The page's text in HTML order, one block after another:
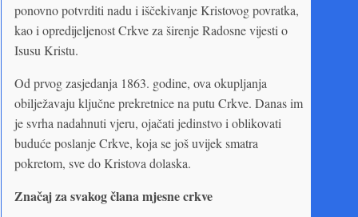
ponovno potvrditi nadu i iščekivanje Kristovog povratka,
kao i opredijeljenost Crkve za širenje Radosne vijesti o
Isusu Kristu.
Od prvog zasjedanja 1863. godine, ova okupljanja
obilježavaju ključne prekretnice na putu Crkve. Danas im
je svrha nadahnuti vjeru, ojačati jedinstvo i oblikovati
buduće poslanje Crkve, koja se još uvijek smatra
pokretom, sve do Kristova dolaska.
Značaj za svakog člana mjesne crkve